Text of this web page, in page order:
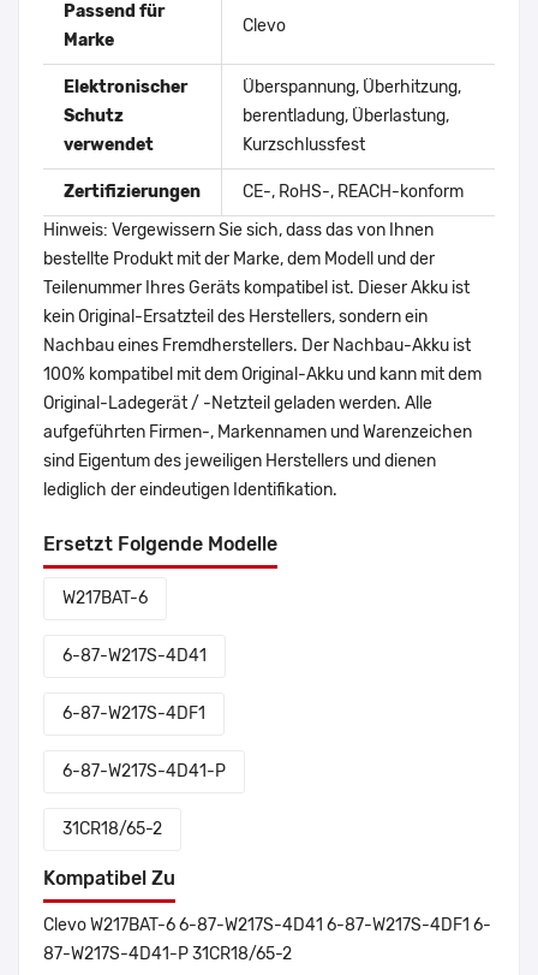
Passend für
Marke
Clevo
Elektronischer
Schutz
verwendet
Überspannung, Überhitzung,
berentladung, Überlastung,
Kurzschlussfest
Zertifizierungen
CE-, RoHS-, REACH-konform
Hinweis: Vergewissern Sie sich, dass das von Ihnen
bestellte Produkt mit der Marke, dem Modell und der
Teilenummer Ihres Geräts kompatibel ist. Dieser Akku ist
kein Original-Ersatzteil des Herstellers, sondern ein
Nachbau eines Fremdherstellers. Der Nachbau-Akku ist
100% kompatibel mit dem Original-Akku und kann mit dem
Original-Ladegerät / -Netzteil geladen werden. Alle
aufgeführten Firmen-, Markennamen und Warenzeichen
sind Eigentum des jeweiligen Herstellers und dienen
lediglich der eindeutigen Identifikation.
Ersetzt Folgende Modelle
W217BAT-6
6-87-W217S-4D41
6-87-W217S-4DF1
6-87-W217S-4D41-P
31CR18/65-2
Kompatibel Zu
Clevo W217BAT-6 6-87-W217S-4D41 6-87-W217S-4DF1 6-
87-W217S-4D41-P 31CR18/65-2